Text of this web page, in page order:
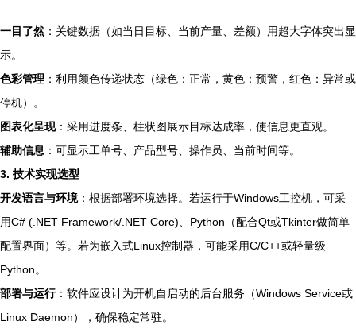
一目了然 ：关键数据（如当日目标、当前产量、差额）用超大字体突出显
示。
色彩管理 ：利用颜色传递状态（绿色：正常，黄色：预警，红色：异常或
停机）。
图表化呈现：采用进度条、柱状图展示目标达成率，使信息更直观。
辅助信息 ：可显示工单号、产品型号、操作员、当前时间等。
3. 技术实现选型
开发语言与环境：根据部署环境选择。若运行于Windows工控机，可采
用C# (.NET Framework/.NET Core)、Python（配合Qt或Tkinter做简单
配置界面）等。若为嵌入式Linux控制器，可能采用C/C++或轻量级
Python。
部署与运行：软件应设计为开机自启动的后台服务（Windows Service或
Linux Daemon），确保稳定常驻。